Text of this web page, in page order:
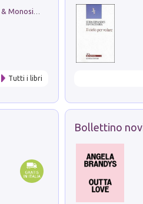
Tutti i libri
Bollettino